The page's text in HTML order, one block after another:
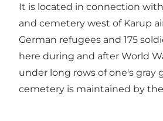
It is located in connection
and cemetery west of Karup
German refugees and 175
here during and after World
under long rows of one's gray
cemetery is maintained by